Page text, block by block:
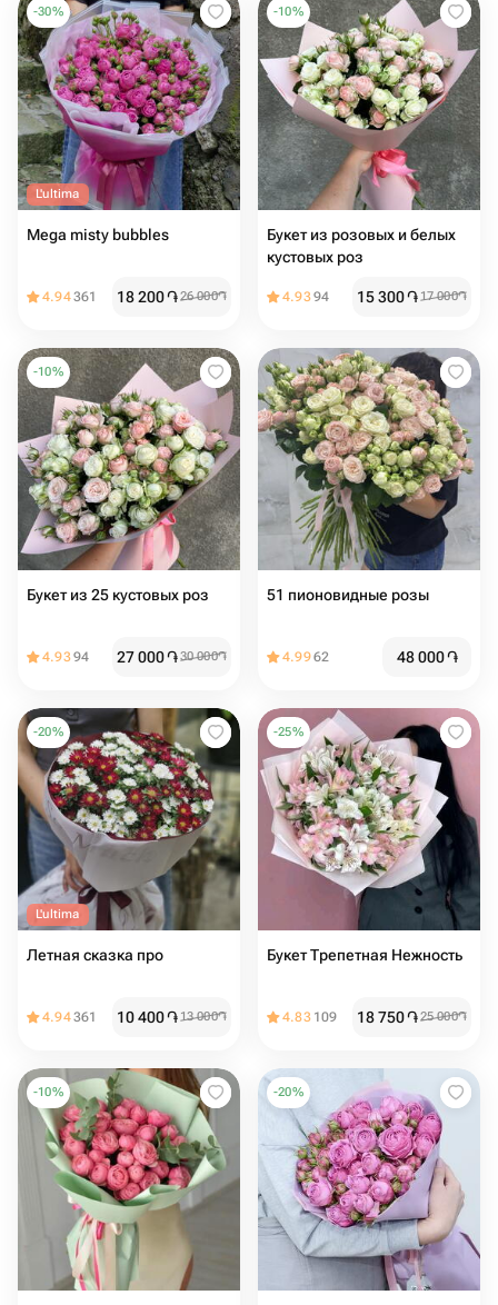
-30%
L'ultima
Mega misty bubbles
4.94361 18 200֏26 000֏
-10%
Букет из розовых и белых
кустовых роз
4.9394 15 300֏17 000֏
-10%
Букет из 25 кустовых роз
4.9394 27 000֏30 000֏
51 пионовидные розы
4.9962 48 000֏
-20%
L'ultima
Летная сказка про
4.94361 10 400֏13 000֏
-25%
Букет Трепетная Нежность
4.83 109 18 750֏25 000֏
-10% -20%